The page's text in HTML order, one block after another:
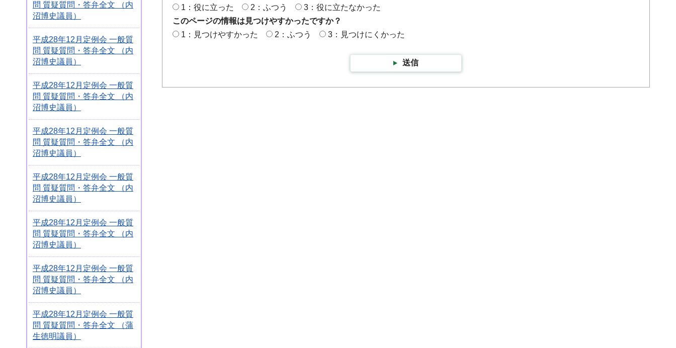
問 質疑質問・答弁全文 （内
沼博史議員）
平成28年12月定例会 一般質
問 質疑質問・答弁全文 （内
沼博史議員）
平成28年12月定例会 一般質
問 質疑質問・答弁全文 （内
沼博史議員）
平成28年12月定例会 一般質
問 質疑質問・答弁全文 （内
沼博史議員）
平成28年12月定例会 一般質
問 質疑質問・答弁全文 （内
沼博史議員）
平成28年12月定例会 一般質
問 質疑質問・答弁全文 （内
沼博史議員）
平成28年12月定例会 一般質
問 質疑質問・答弁全文 （内
沼博史議員）
平成28年12月定例会 一般質
問 質疑質問・答弁全文 （蒲
生徳明議員）
1：役に立った
2：ふつう
3：役に立たなかった
このページの情報は見つけやすかったですか？
1：見つけやすかった
2：ふつう 3：見つけにくかった
送信